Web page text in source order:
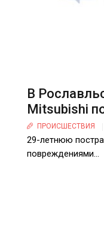
В
Mitsubishi
ПРОИСШЕСТВИЯ
29-летнюю
повреждениями…